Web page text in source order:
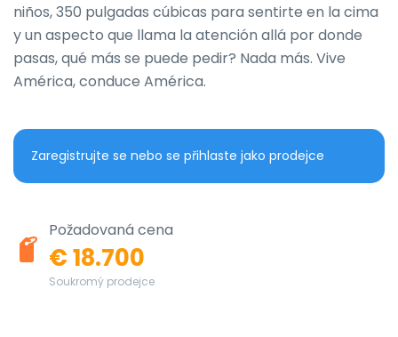
niños, 350 pulgadas cúbicas para sentirte en la cima
y un aspecto que llama la atención allá por donde
pasas, qué más se puede pedir? Nada más. Vive
América, conduce América.
Zaregistrujte se nebo se přihlaste jako prodejce
Požadovaná cena
€ 18.700
Soukromý prodejce